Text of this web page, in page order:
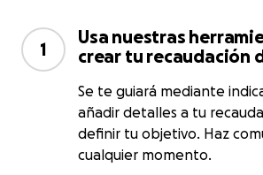
1
Usa nuestras
crear tu recaudación
Se te guiará mediante
añadir detalles a tu
definir tu objetivo. Haz
cualquier momento.